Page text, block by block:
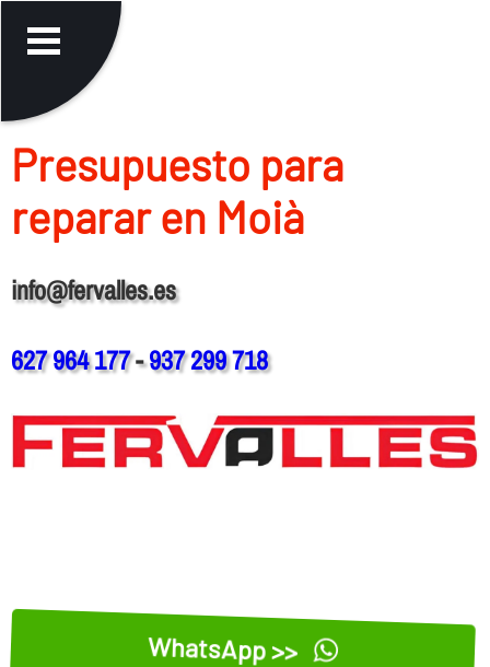
Presupuesto para
reparar en Moià
info@fervalles.es
627 964 177-937 299 718
WhatsApp >>